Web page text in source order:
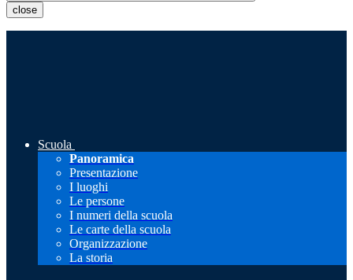
close
Scuola
Panoramica
Presentazione
I luoghi
Le persone
I numeri della scuola
Le carte della scuola
Organizzazione
La storia